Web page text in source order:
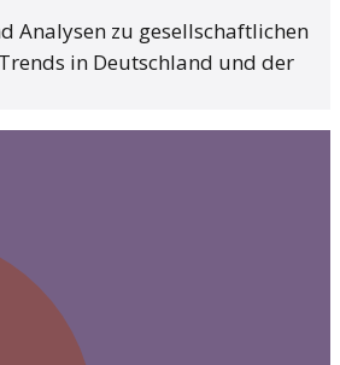
Analysen zu gesellschaftlichen
in Deutschland und der